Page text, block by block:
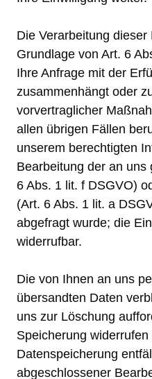
Die Verarbeitung
Grundlage von Art. 6
Ihre Anfrage mit der
zusammenhängt oder
vorvertraglicher
allen übrigen Fällen
unserem berechtigten
Bearbeitung der an uns
6 Abs. 1 lit. f DSGVO)
(Art. 6 Abs. 1 lit. a
abgefragt wurde; die
widerrufbar.
Die von Ihnen an uns
übersandten Daten
uns zur Löschung
Speicherung
Datenspeicherung
abgeschlossener